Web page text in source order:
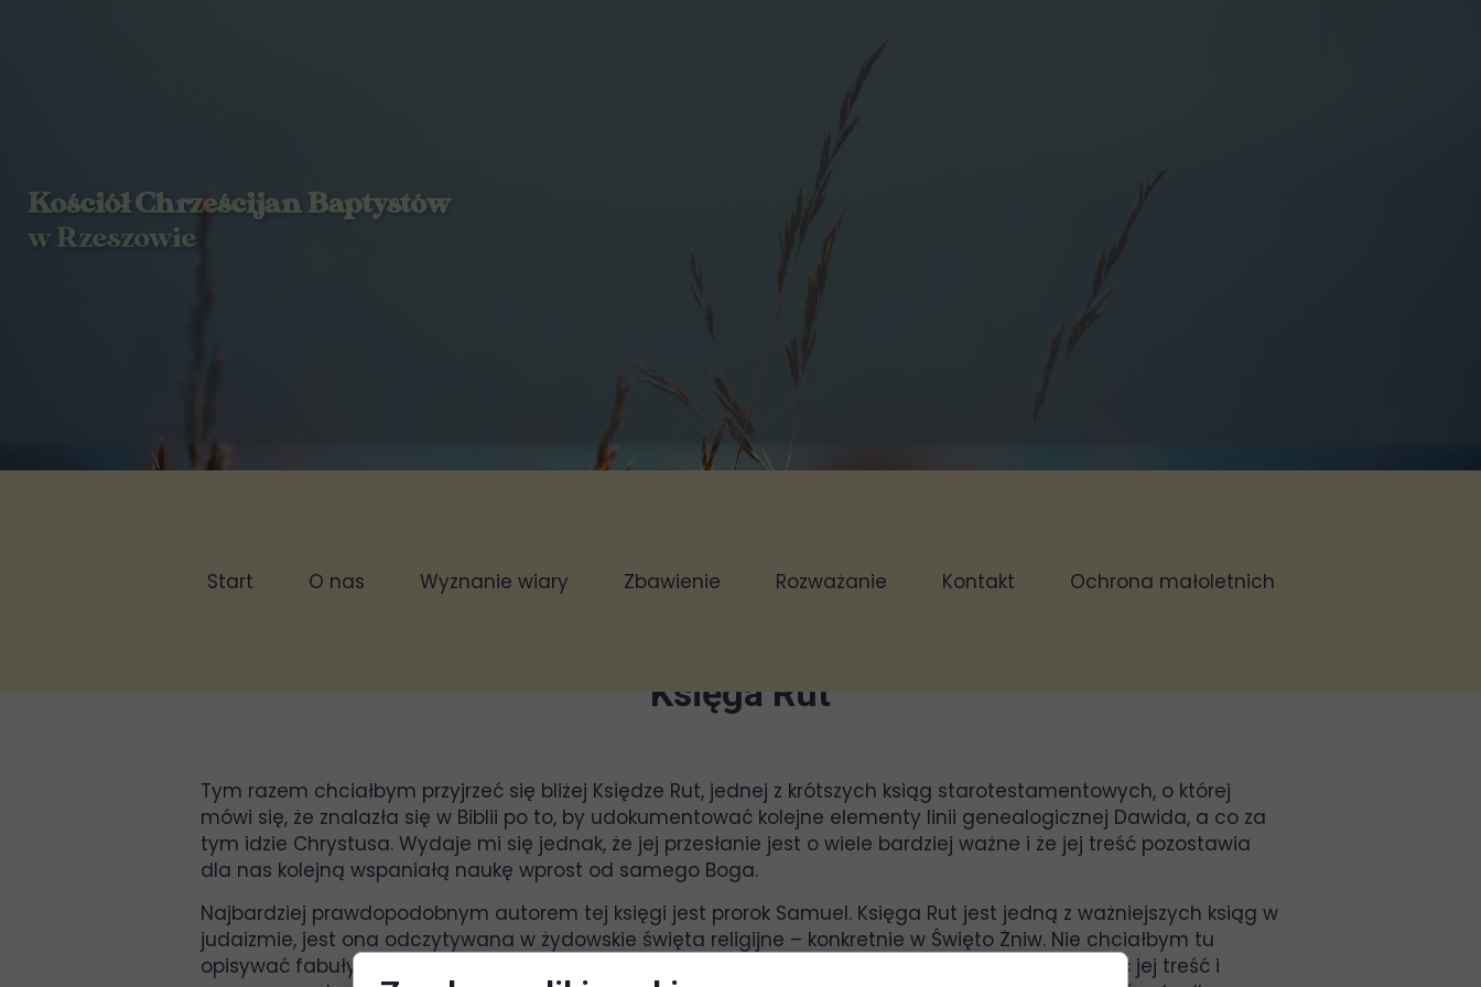
Kościół Chrześcijan Baptystów
w Rzeszowie
Start O nas Wyznanie wiary Zbawienie Rozważanie Kontakt Ochrona małoletnich
Księga Rut
Tym razem chciałbym przyjrzeć się bliżej Księdze Rut, jednej z krótszych ksiąg starotestamentowych, o której
mówi się, że znalazła się w Biblii po to, by udokumentować kolejne elementy linii genealogicznej Dawida, a co za
tym idzie Chrystusa. Wydaje mi się jednak, że jej przesłanie jest o wiele bardziej ważne i że jej treść pozostawia
dla nas kolejną wspaniałą naukę wprost od samego Boga.
Najbardziej prawdopodobnym autorem tej księgi jest prorok Samuel. Księga Rut jest jedną z ważniejszych ksiąg w
judaizmie, jest ona odczytywana w żydowskie święta religijne – konkretnie w Święto Żniw. Nie chciałbym tu
opisywać fabuły księgi, niech to będzie również zachęta dla wszystkich, by w skupieniu przeczytać jej treść i